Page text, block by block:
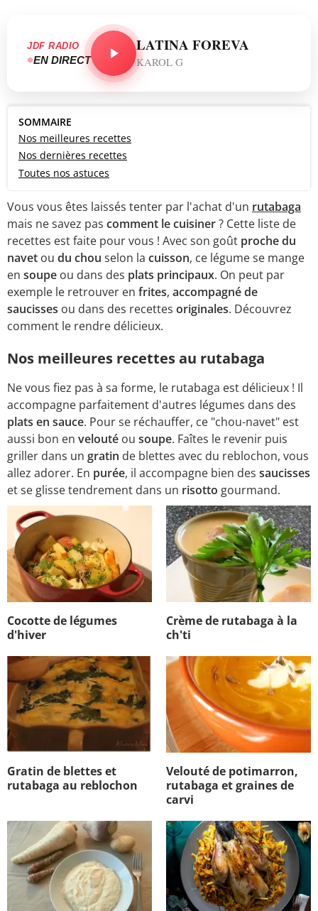
JDF RADIO
EN DIRECT
LATINA FOREVA
KAROL G
SOMMAIRE
Nos meilleures recettes
Nos dernières recettes
Toutes nos astuces
Vous vous êtes laissés tenter par l'achat d'un rutabaga
mais ne savez pas comment lecuisiner? Cette liste de
recettes est faite pour vous ! Avec son goût proche du
navet ou du chou selon la cuisson, ce légume se mange
en soupe ou dans des plats principaux. On peut par
exemple le retrouver en frites, accompagné de
saucisses ou dans des recettes originales. Découvrez
comment le rendre délicieux.
Nos meilleures recettes au rutabaga
Ne vous fiez pas à sa forme, le rutabaga est délicieux ! Il
accompagne parfaitement d'autres légumes dans des
plats en sauce. Pour se réchauffer, ce "chou-navet" est
aussi bon en velouté ou soupe. Faîtes le revenir puis
griller dans un gratin de blettes avec du reblochon, vous
allez adorer. En purée, il accompagne bien des saucisses
et se glisse tendrement dans un risotto gourmand.
Cocotte de légumes
d'hiver
Crème de rutabaga à la
ch'ti
Gratin de blettes et
rutabaga au reblochon
Velouté de potimarron,
rutabaga et graines de
carvi